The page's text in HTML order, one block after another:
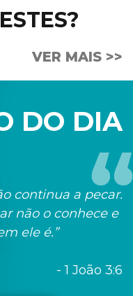
VER MAIS >>
DO DIA
continua a pecar.
não o conhece e
ele é.”
- 1 João 3:6